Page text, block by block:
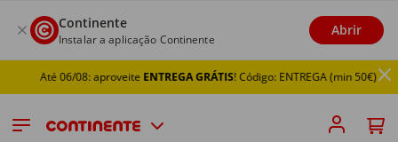
Continente
Instalar a aplicação Continente
Abrir
Até 06/08: aproveiteENTREGA GRÁTIS! Código: ENTREGA (min 50€)